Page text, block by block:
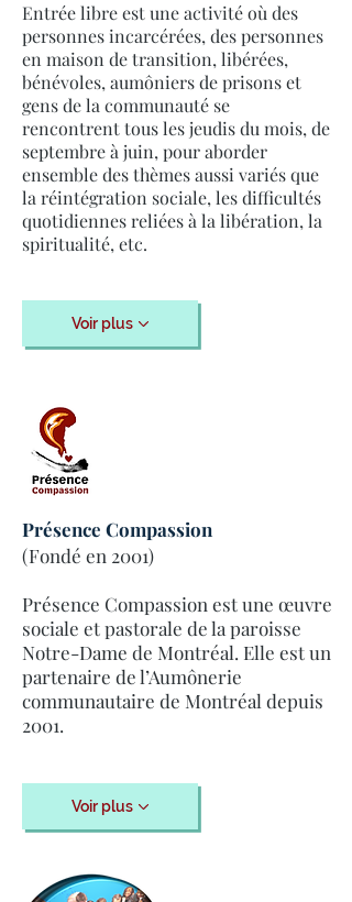
Entrée libre est une activité où des
personnes incarcérées, des personnes
en maison de transition, libérées,
bénévoles, aumôniers de prisons et
gens de la communauté se
rencontrent tous les jeudis du mois, de
septembre à juin, pour aborder
ensemble des thèmes aussi variés que
la réintégration sociale, les difficultés
quotidiennes reliées à la libération, la
spiritualité, etc.
Voir plus
Présence Compassion
(Fondé en 2001)
Présence Compassion est une œuvre
sociale et pastorale de la paroisse
Notre-Dame de Montréal. Elle est un
partenaire de l’Aumônerie
communautaire de Montréal depuis
2001.
Voir plus